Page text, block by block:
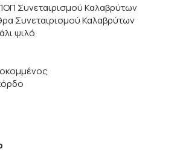
Συνεταιρισμού Καλαβρύτων
Συνεταιρισμού Καλαβρύτων
ψιλό